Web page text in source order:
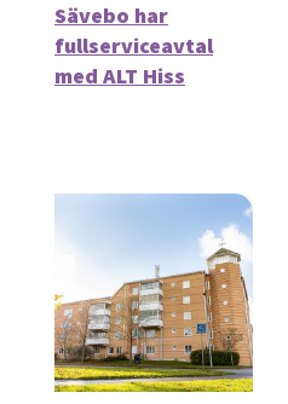
Sävebo har
fullserviceavtal
med ALT Hiss